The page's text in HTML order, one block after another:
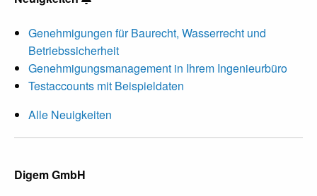
Genehmigungen für Baurecht, Wasserrecht und
Betriebssicherheit
Genehmigungsmanagement in Ihrem Ingenieurbüro
Testaccounts mit Beispieldaten
Alle Neuigkeiten
Digem GmbH